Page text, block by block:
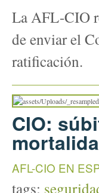
La AFL-CIO
de enviar el
ratificación.
CIO:
AFL-CIO EN
tags: